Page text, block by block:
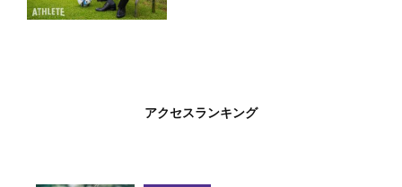
アクセスランキング